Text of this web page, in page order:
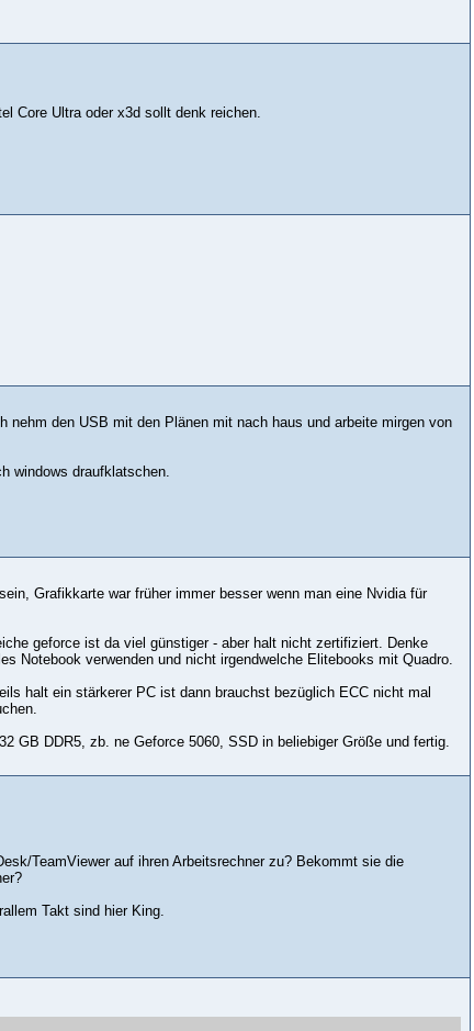
Core Ultra oder x3d sollt denk reichen.
den USB mit den Plänen mit nach haus und arbeite mirgen von
windows draufklatschen.
Grafikkarte war früher immer besser wenn man eine Nvidia für
geforce ist da viel günstiger - aber halt nicht zertifiziert. Denke
Notebook verwenden und nicht irgendwelche Elitebooks mit Quadro.
halt ein stärkerer PC ist dann brauchst bezüglich ECC nicht mal
GB DDR5, zb. ne Geforce 5060, SSD in beliebiger Größe und fertig.
TeamViewer auf ihren Arbeitsrechner zu? Bekommt sie die
Takt sind hier King.